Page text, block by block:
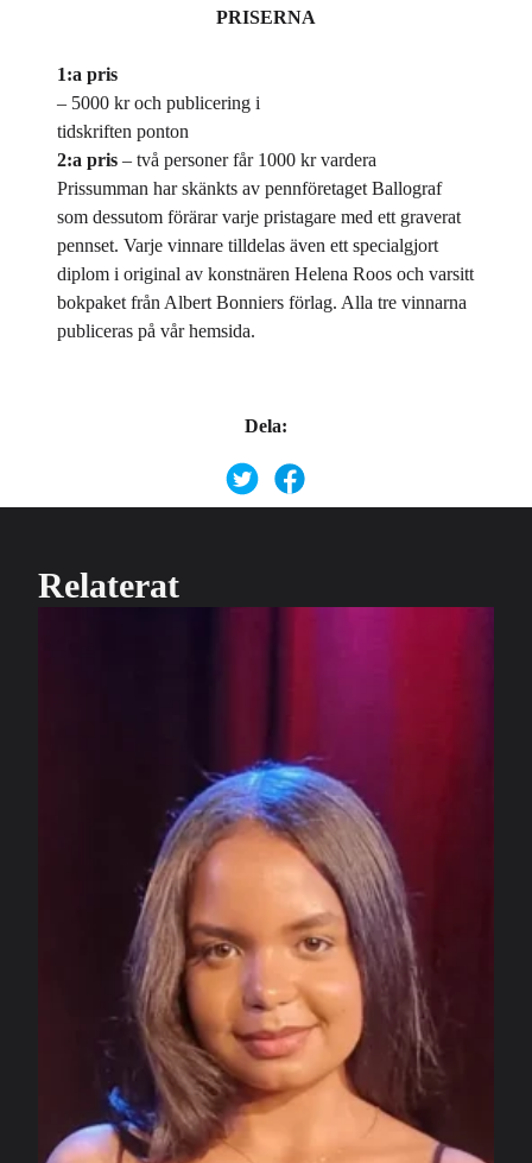
PRISERNA
1:a pris
– 5000 kr och publicering i
tidskriften ponton
2:a pris – två personer får 1000 kr vardera
Prissumman har skänkts av pennföretaget Ballograf
som dessutom förärar varje pristagare med ett graverat
pennset. Varje vinnare tilldelas även ett specialgjort
diplom i original av konstnären Helena Roos och varsitt
bokpaket från Albert Bonniers förlag. Alla tre vinnarna
publiceras på vår hemsida.
Dela:
Relaterat